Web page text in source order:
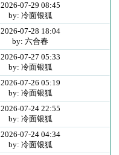
2026-07-29 08:45
by: 冷面银狐
2026-07-28 18:04
by: 六合春
2026-07-27 05:33
by: 冷面银狐
2026-07-26 05:19
by: 冷面银狐
2026-07-24 22:55
by: 冷面银狐
2026-07-24 04:34
by: 冷面银狐